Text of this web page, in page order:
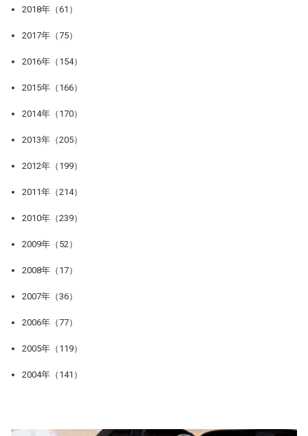
2018年（61）
2017年（75）
2016年（154）
2015年（166）
2014年（170）
2013年（205）
2012年（199）
2011年（214）
2010年（239）
2009年（52）
2008年（17）
2007年（36）
2006年（77）
2005年（119）
2004年（141）